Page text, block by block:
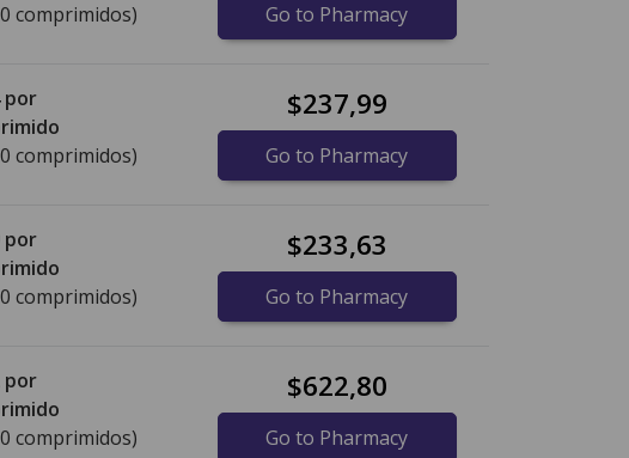
comprimidos)
Go to Pharmacy
por
comprimidos)
$237,99
Go to Pharmacy
por
comprimidos)
$233,63
Go to Pharmacy
por
comprimidos)
$622,80
Go to Pharmacy